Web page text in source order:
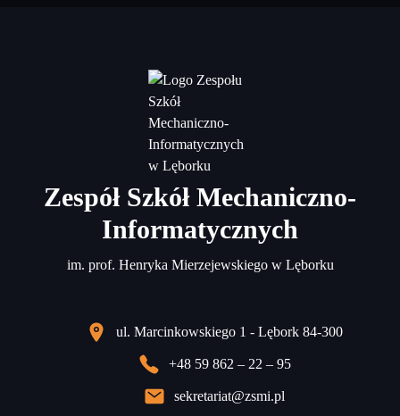
Zespół Szkół Mechaniczno-
Informatycznych
im. prof. Henryka Mierzejewskiego w Lęborku
ul. Marcinkowskiego 1 - Lębork 84-300
+48 59 862 – 22 – 95
sekretariat@zsmi.pl